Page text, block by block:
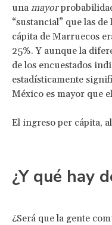
una mayor
“sustancial” que las
cápita de Marruecos
25%. Y aunque la
de los encuestados
estadísticamente
México es mayor que
El ingreso per cápita,
¿Y qué hay
¿Será que la gente